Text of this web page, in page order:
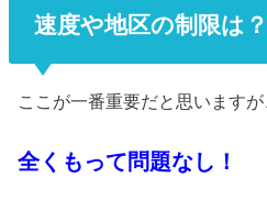
速度や地区の制限は？
ここが一番重要だと思いますが
全くもって問題なし！